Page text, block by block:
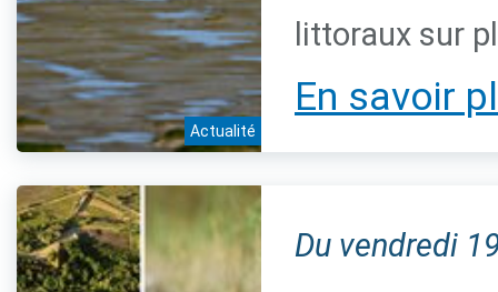
Actualité
littoraux sur
En savoir
Du vendredi